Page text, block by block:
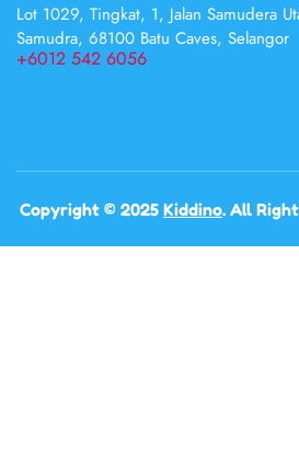
Lot 1029, Tingkat, 1, Jalan Samudera
Samudra, 68100 Batu Caves, Selangor
+6012 542 6056
Copyright © 2025 Kiddino. All